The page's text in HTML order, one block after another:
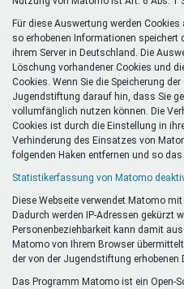
Für diese Auswertung werden
so erhobenen Informationen
ihrem Server in Deutschland. Die
Löschung vorhandener Cookies und
Cookies. Wenn Sie die Speicherung
Jugendstiftung darauf hin, dass Sie
vollumfänglich nutzen können. Die
Cookies ist durch die Einstellung in
Verhinderung des Einsatzes von
folgenden Haken entfernen und so
Statistikerfassung von Matomo
Diese Webseite verwendet Matomo mit
Dadurch werden IP-Adressen gekürzt
Personenbeziehbarkeit kann damit
Matomo von Ihrem Browser
der von der Jugendstiftung erhobenen
Das Programm Matomo ist ein Open-